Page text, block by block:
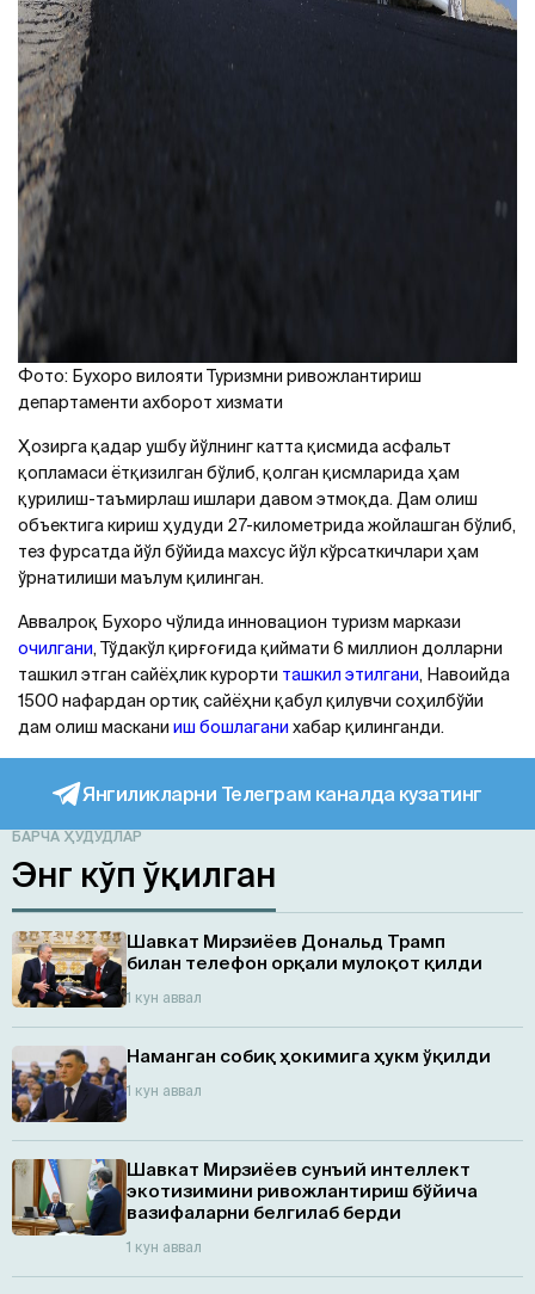
Фото: Бухоро вилояти Туризмни ривожлантириш
департаменти ахборот хизмати
Ҳозирга қадар ушбу йўлнинг катта қисмида асфальт
қопламаси ётқизилган бўлиб, қолган қисмларида ҳам
қурилиш-таъмирлаш ишлари давом этмоқда. Дам олиш
объектига кириш ҳудуди 27-километрида жойлашган бўлиб,
тез фурсатда йўл бўйида махсус йўл кўрсаткичлари ҳам
ўрнатилиши маълум қилинган.
Аввалроқ Бухоро чўлида инновацион туризм маркази
очилгани, Тўдакўл қирғоғида қиймати 6 миллион долларни
ташкил этган сайёҳлик курорти ташкил этилгани, Навоийда
1500 нафардан ортиқ сайёҳни қабул қилувчи соҳилбўйи
дам олиш маскани иш бошлагани хабар қилинганди.
Янгиликларни Телеграм каналда кузатинг
БАРЧА ҲУДУДЛАР
Энг кўп ўқилган
Шавкат Мирзиёев Дональд Трамп
билан телефон орқали мулоқот қилди
1 кун аввал
Наманган собиқ ҳокимига ҳукм ўқилди
1 кун аввал
Шавкат Мирзиёев сунъий интеллект
экотизимини ривожлантириш бўйича
вазифаларни белгилаб берди
1 кун аввал